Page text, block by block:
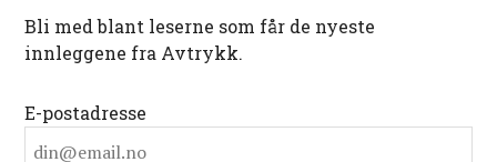
Bli med blant leserne som får de nyeste
innleggene fra Avtrykk.
E-postadresse